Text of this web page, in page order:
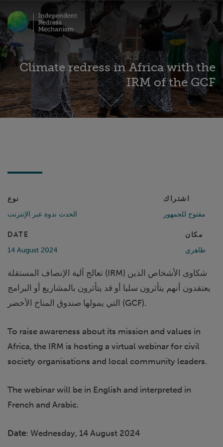
Climate redress in Africa with the
IRM of the GCF
نوع
الحدث ندوة عبر الإنترنت
اشتراك
مفتوح للجمهور
DATE
14 August 2024
مكان
ظاهري
تعالج آلية الإنصاف المستقلة (IRM) شكاوى الأشخاص الذين
يعتقدون أنهم يتأثرون سلبا أو قد يتأثرون بالمشاريع أو البرامج
التي يمولها صندوق المناخ الأخضر (GCF).
To raise awareness about its mission and values in
Africa, the IRM is hosting a virtual webinar for civil
society organisations and local community leaders.
The webinar will be in English and interpreted in
French and Arabic.
Date: Wednesday, 14 August 2024